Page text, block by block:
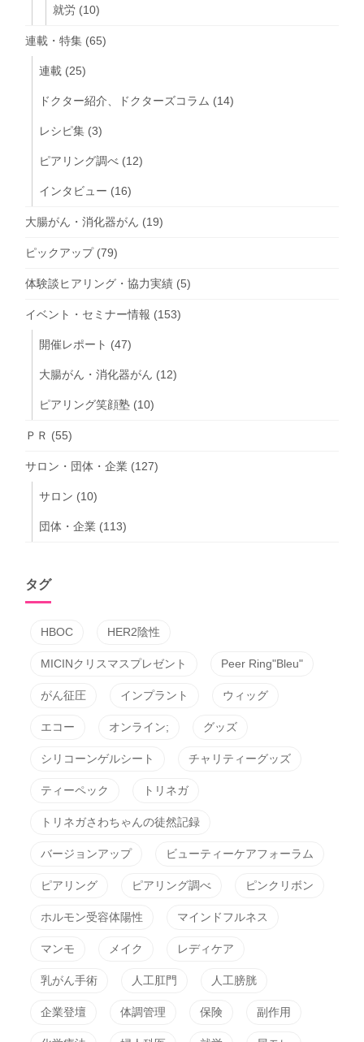
就労 (10)
連載・特集 (65)
連載 (25)
ドクター紹介、ドクターズコラム (14)
レシピ集 (3)
ピアリング調べ (12)
インタビュー (16)
大腸がん・消化器がん (19)
ピックアップ(79)
体験談ヒアリング・協力実績 (5)
イベント・セミナー情報 (153)
開催レポート (47)
大腸がん・消化器がん (12)
ピアリング笑顔塾 (10)
ＰＲ (55)
サロン・団体・企業 (127)
サロン (10)
団体・企業 (113)
タグ
HBOC HER2陰性
MICINクリスマスプレゼント Peer Ring"Bleu"
がん征圧 インプラント ウィッグ
エコー オンライン; グッズ
シリコーンゲルシート チャリティーグッズ
ティーペック トリネガ
トリネガさわちゃんの徒然記録
バージョンアップ ビューティーケアフォーラム
ピアリング ピアリング調べ ピンクリボン
ホルモン受容体陽性 マインドフルネス
マンモ メイク レディケア
乳がん手術 人工肛門 人工膀胱
企業登壇 体調管理 保険 副作用